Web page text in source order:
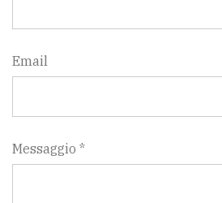
Email
Messaggio *